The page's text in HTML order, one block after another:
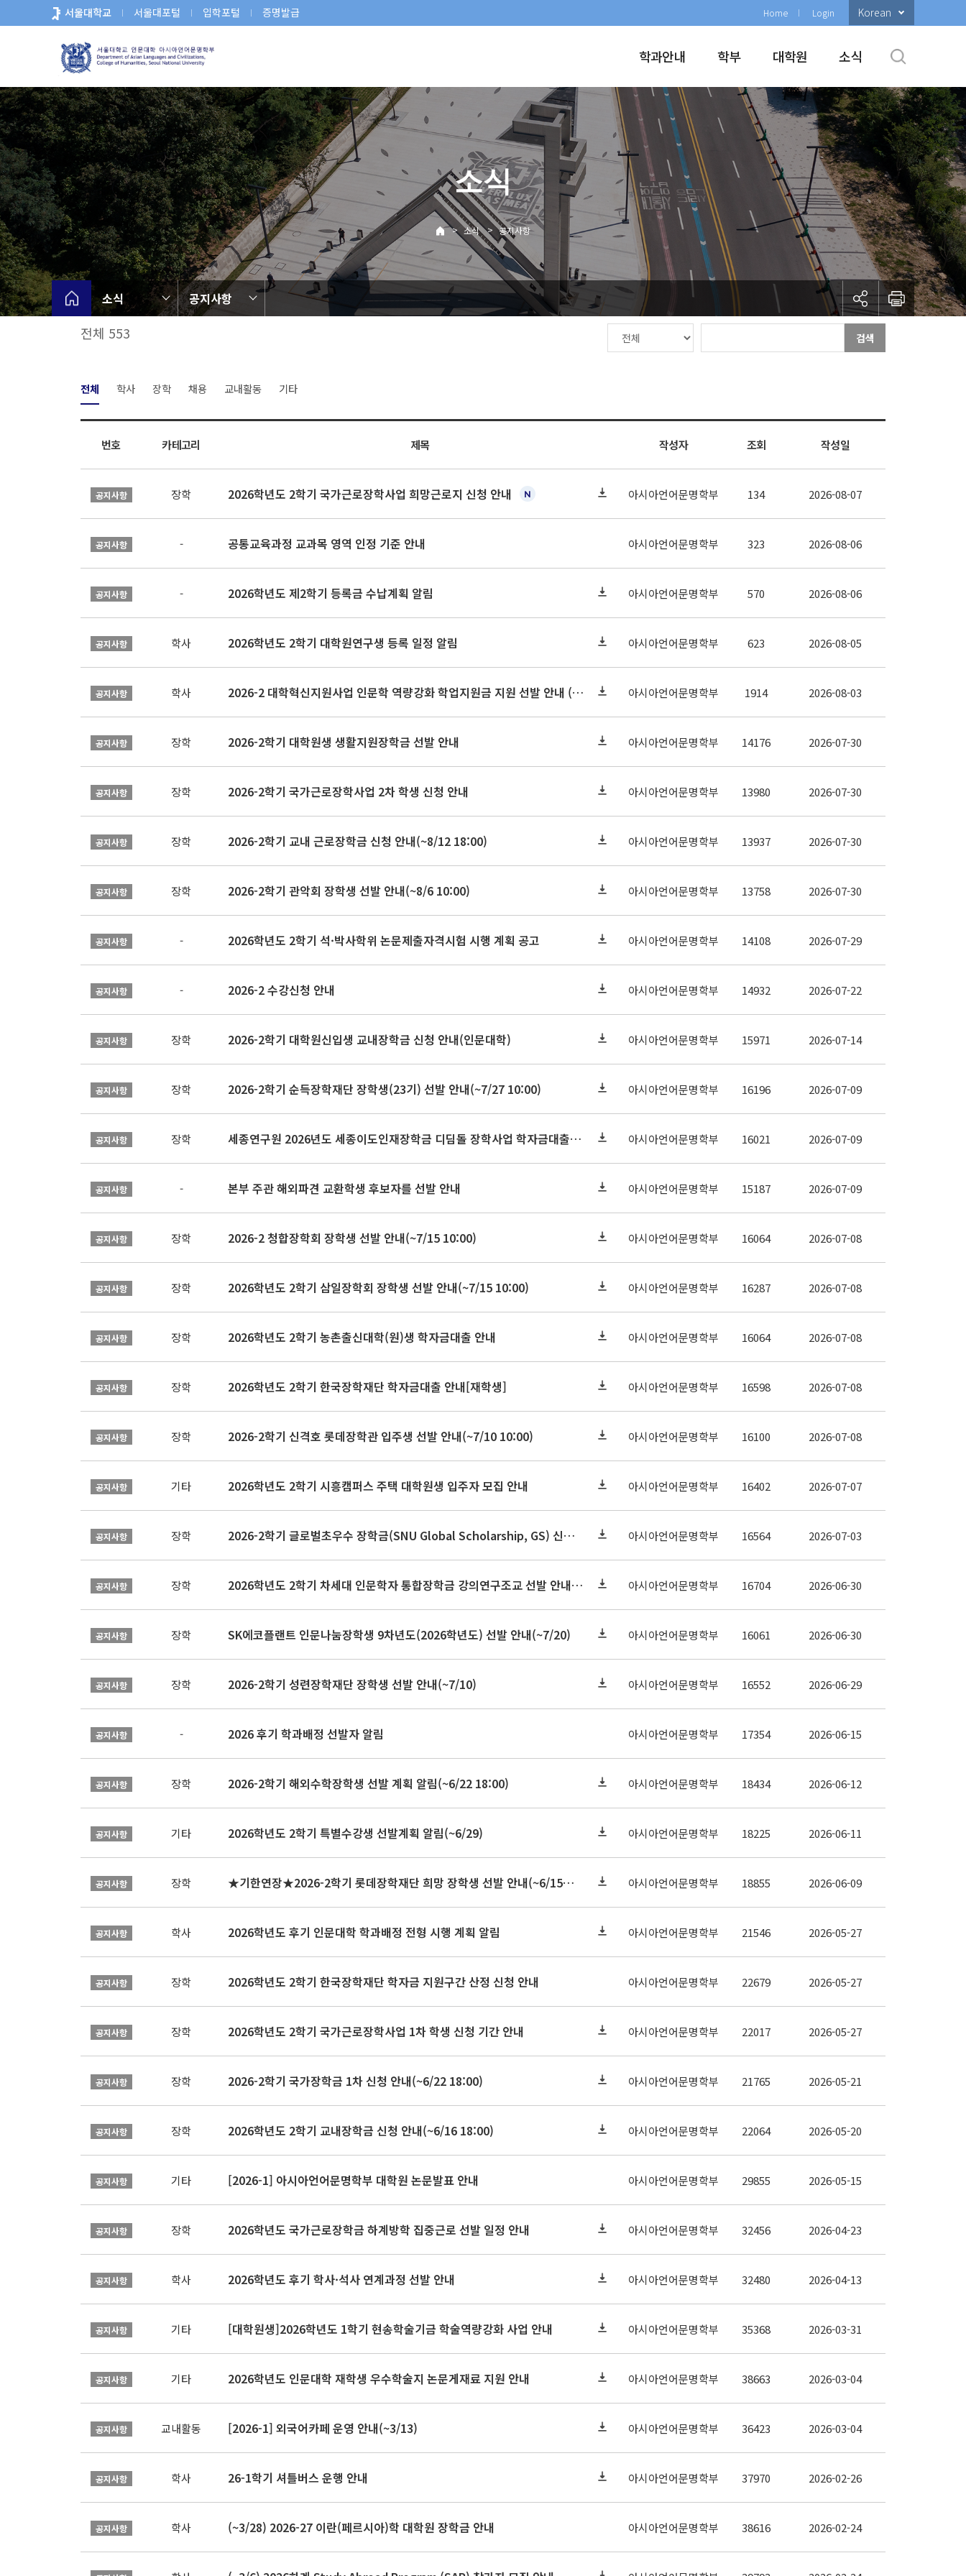
로
뉴
서울대학교 서울대포털 입학포털 증명발급 Home Login Korean
학과안내 학부 대학원 소식
소식
> 소식 > 공지사항
소식 공지사항
전체 553 검색
전체 학사 장학 채용 교내활동 기타
번호 카테고리 제목 작성자 조회 작성일
공지사항 장학 2026학년도 2학기 국가근로장학사업 희망근로지 신청 안내 아시아언어문명학부 134 2026-08-07
공지사항 - 공통교육과정 교과목 영역 인정 기준 안내 아시아언어문명학부 323 2026-08-06
공지사항 - 2026학년도 제2학기 등록금 수납계획 알림 아시아언어문명학부 570 2026-08-06
공지사항 학사 2026학년도 2학기 대학원연구생 등록 일정 알림 아시아언어문명학부 623 2026-08-05
공지사항 학사 2026-2 대학혁신지원사업 인문학 역량강화 학업지원금 지원 선발 안내 (학/석/박사) 아시아언어문명학부 1914 2026-08-03
공지사항 장학 2026-2학기 대학원생 생활지원장학금 선발 안내 아시아언어문명학부 14176 2026-07-30
공지사항 장학 2026-2학기 국가근로장학사업 2차 학생 신청 안내 아시아언어문명학부 13980 2026-07-30
공지사항 장학 2026-2학기 교내 근로장학금 신청 안내(~8/12 18:00) 아시아언어문명학부 13937 2026-07-30
공지사항 장학 2026-2학기 관악회 장학생 선발 안내(~8/6 10:00) 아시아언어문명학부 13758 2026-07-30
공지사항 - 2026학년도 2학기 석·박사학위 논문제출자격시험 시행 계획 공고 아시아언어문명학부 14108 2026-07-29
공지사항 - 2026-2 수강신청 안내 아시아언어문명학부 14932 2026-07-22
공지사항 장학 2026-2학기 대학원신입생 교내장학금 신청 안내(인문대학) 아시아언어문명학부 15971 2026-07-14
공지사항 장학 2026-2학기 순득장학재단 장학생(23기) 선발 안내(~7/27 10:00) 아시아언어문명학부 16196 2026-07-09
공지사항 장학 세종연구원 2026년도 세종이도인재장학금 디딤돌 장학사업 학자금대출 관련분야(원금상환, 이자지원) 신청 사업 안내 아시아언어문명학부 16021 2026-07-09
공지사항 - 본부 주관 해외파견 교환학생 후보자를 선발 안내 아시아언어문명학부 15187 2026-07-09
공지사항 장학 2026-2 청합장학회 장학생 선발 안내(~7/15 10:00) 아시아언어문명학부 16064 2026-07-08
공지사항 장학 2026학년도 2학기 삼일장학회 장학생 선발 안내(~7/15 10:00) 아시아언어문명학부 16287 2026-07-08
공지사항 장학 2026학년도 2학기 농촌출신대학(원)생 학자금대출 안내 아시아언어문명학부 16064 2026-07-08
공지사항 장학 2026학년도 2학기 한국장학재단 학자금대출 안내[재학생] 아시아언어문명학부 16598 2026-07-08
공지사항 장학 2026-2학기 신격호 롯데장학관 입주생 선발 안내(~7/10 10:00) 아시아언어문명학부 16100 2026-07-08
공지사항 기타 2026학년도 2학기 시흥캠퍼스 주택 대학원생 입주자 모집 안내 아시아언어문명학부 16402 2026-07-07
공지사항 장학 2026-2학기 글로벌초우수 장학금(SNU Global Scholarship, GS) 신청 안내(~7/12 23:00) 아시아언어문명학부 16564 2026-07-03
공지사항 장학 2026학년도 2학기 차세대 인문학자 통합장학금 강의연구조교 선발 안내(~7/8) 아시아언어문명학부 16704 2026-06-30
공지사항 장학 SK에코플랜트 인문나눔장학생 9차년도(2026학년도) 선발 안내(~7/20) 아시아언어문명학부 16061 2026-06-30
공지사항 장학 2026-2학기 성련장학재단 장학생 선발 안내(~7/10) 아시아언어문명학부 16552 2026-06-29
공지사항 - 2026 후기 학과배정 선발자 알림 아시아언어문명학부 17354 2026-06-15
공지사항 장학 2026-2학기 해외수학장학생 선발 계획 알림(~6/22 18:00) 아시아언어문명학부 18434 2026-06-12
공지사항 기타 2026학년도 2학기 특별수강생 선발계획 알림(~6/29) 아시아언어문명학부 18225 2026-06-11
공지사항 장학 ★기한연장★2026-2학기 롯데장학재단 희망 장학생 선발 안내(~6/15 ~6/22 10:00)아시아언어문명학부 18855 2026-06-09
공지사항 학사 2026학년도 후기 인문대학 학과배정 전형 시행 계획 알림 아시아언어문명학부 21546 2026-05-27
공지사항 장학 2026학년도 2학기 한국장학재단 학자금 지원구간 산정 신청 안내 아시아언어문명학부 22679 2026-05-27
공지사항 장학 2026학년도 2학기 국가근로장학사업 1차 학생 신청 기간 안내 아시아언어문명학부 22017 2026-05-27
공지사항 장학 2026-2학기 국가장학금 1차 신청 안내(~6/22 18:00) 아시아언어문명학부 21765 2026-05-21
공지사항 장학 2026학년도 2학기 교내장학금 신청 안내(~6/16 18:00) 아시아언어문명학부 22064 2026-05-20
공지사항 기타 [2026-1] 아시아언어문명학부 대학원 논문발표 안내 아시아언어문명학부 29855 2026-05-15
공지사항 장학 2026학년도 국가근로장학금 하계방학 집중근로 선발 일정 안내 아시아언어문명학부 32456 2026-04-23
공지사항 학사 2026학년도 후기 학사·석사 연계과정 선발 안내 아시아언어문명학부 32480 2026-04-13
공지사항 기타 [대학원생]2026학년도 1학기 현송학술기금 학술역량강화 사업 안내 아시아언어문명학부 35368 2026-03-31
공지사항 기타 2026학년도 인문대학 재학생 우수학술지 논문게재료 지원 안내 아시아언어문명학부 38663 2026-03-04
공지사항 교내활동 [2026-1] 외국어카페 운영 안내(~3/13) 아시아언어문명학부 36423 2026-03-04
공지사항 학사 26-1학기 셔틀버스 운행 안내 아시아언어문명학부 37970 2026-02-26
공지사항 학사 (~3/28) 2026-27 이란(페르시아)학 대학원 장학금 안내 아시아언어문명학부 38616 2026-02-24